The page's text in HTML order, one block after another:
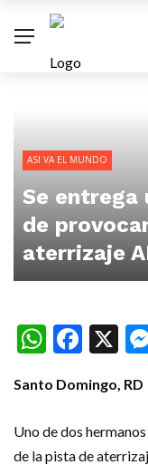
ASI VA EL MUNDO
Se entrega
de
aterrizaje
X
Santo Domingo, RD
Uno de dos
de la pista de